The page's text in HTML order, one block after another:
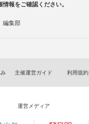
情報をご確認ください。
編集部
主催運営ガイド 利用規約
運営メディア